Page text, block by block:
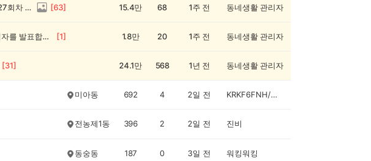
💸 전원 2,000캐시 지급! 우리 동네 정보왕 27회차 (~8/10) [63] 15.4만 68 1주 전 동네생활 관리자
💰[당첨자 발표] 우리 동네 썰전 12회차 당첨자를 발표합니다! [1] 1.8만 20 1주 전 동네생활 관리자
[31] 24.1만 568 1년 전 동네생활 관리자
미아동 692 4 2일 전 KRKF6FNH/김정희
전농제1동 396 2 2일 전 진비
동숭동 187 0 3일 전 워킹워킹